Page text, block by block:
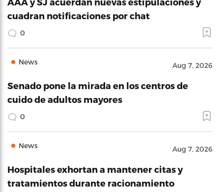
cuadran notificaciones por chat
0
News Aug 7, 2026
Senado pone la mirada en los centros de
cuido de adultos mayores
0
News Aug 7, 2026
Hospitales exhortan a mantener citas y
tratamientos durante racionamiento